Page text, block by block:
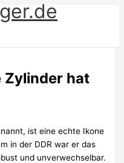
Zylinder hat
ist eine echte Ikone
in der DDR war er das
und unverwechselbar.